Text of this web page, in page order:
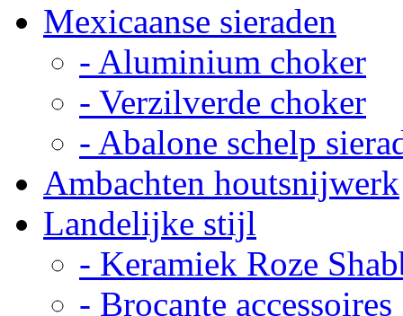
Mexicaanse sieraden
- Aluminium choker
- Verzilverde choker
- Abalone schelp
Ambachten houtsnijwerk
Landelijke stijl
- Keramiek Roze
- Brocante accessoires